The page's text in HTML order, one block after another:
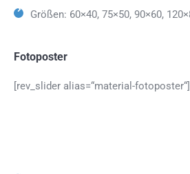
Größen: 60×40, 75×50, 90×60,
Fotoposter
[rev_slider alias=“material-fotoposter“]